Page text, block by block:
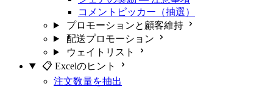
コメントピッカー（抽選）
プロモーションと顧客維持
配送プロモーション
ウェイトリスト
📋 Excelのヒント
注文数量を抽出